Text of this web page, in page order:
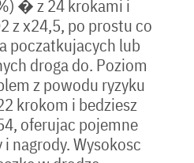
� z 24 krokami i
z x24,5, po prostu co
poczatkujacych lub
droga do. Poziom
z powodu ryzyku
krokom i bedziesz
oferujac pojemne
nagrody. Wysokosc